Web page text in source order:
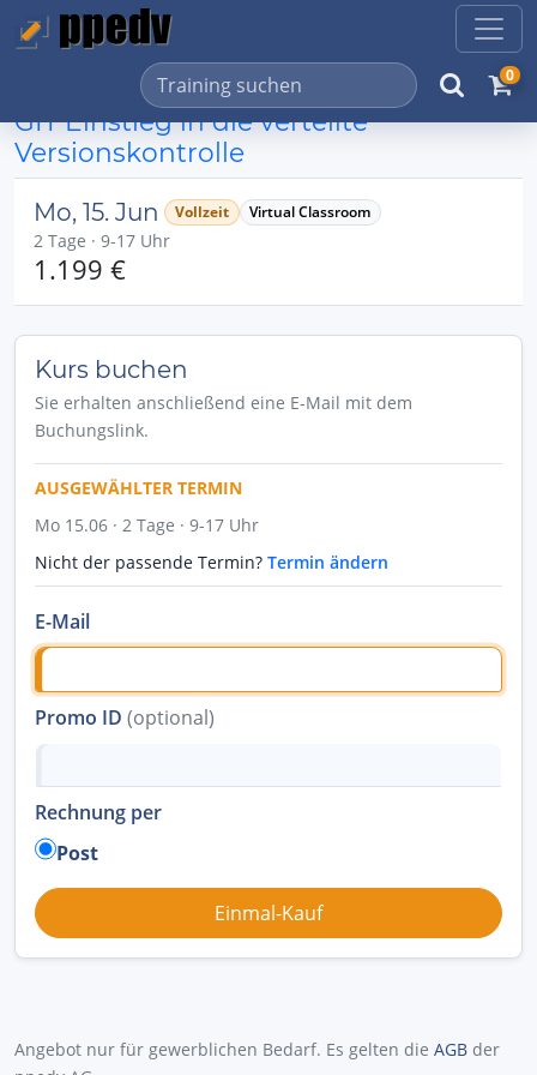
0
GIT Einstieg in die verteilte
Versionskontrolle
Mo, 15. Jun Vollzeit Virtual Classroom
2 Tage · 9-17 Uhr
1.199 €
Kurs buchen
Sie erhalten anschließend eine E-Mail mit dem
Buchungslink.
AUSGEWÄHLTER TERMIN
Mo 15.06 · 2 Tage · 9-17 Uhr
Nicht der passende Termin? Termin ändern
E-Mail
Promo ID (optional)
Rechnung per
Post
Angebot nur für gewerblichen Bedarf. Es gelten die AGB der